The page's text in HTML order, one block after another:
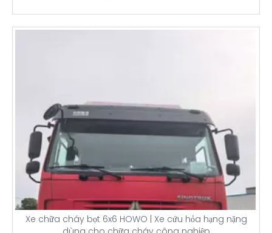
Xe chữa cháy bọt 6x6 HOWO | Xe cứu hỏa hạng nặng